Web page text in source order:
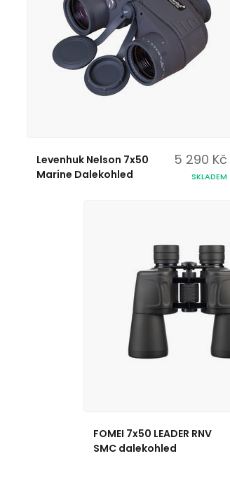
Levenhuk Nelson 7x50
Marine Dalekohled
5 290 Kč
SKLADEM
FOMEI 7x50 LEADER RNV
SMC dalekohled